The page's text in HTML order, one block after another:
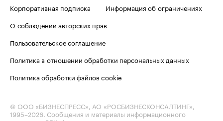
Корпоративная подписка
Информация об ограничениях
О соблюдении авторских прав
Пользовательское соглашение
Политика в отношении обработки персональных данных
Политика обработки файлов cookie
© ООО «БИЗНЕСПРЕСС», АО «РОСБИЗНЕСКОНСАЛТИНГ»,
1995–2026. Сообщения и материалы информационного